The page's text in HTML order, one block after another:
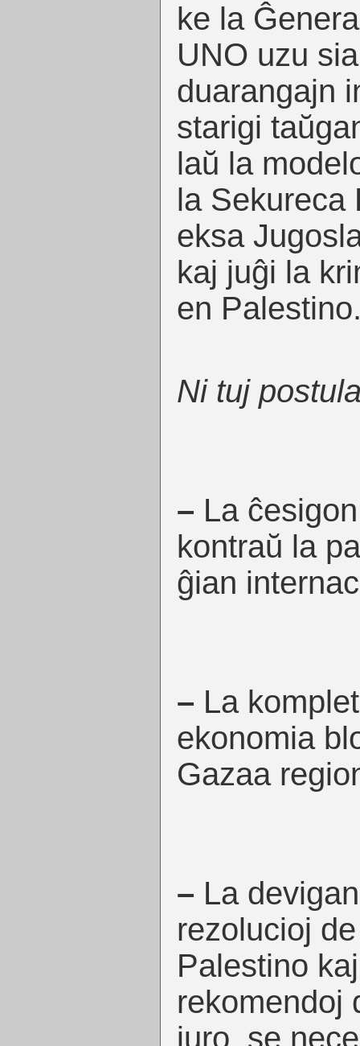
ke la
UNO uzu
duarangajn
starigi
laŭ la
la Sekureca
eksa
kaj juĝi la
en
Ni tuj
– La
kontraŭ la
ĝian
– La
ekonomia
Gazaa
– La
rezolucioj
Palestino
rekomendoj
juro, se